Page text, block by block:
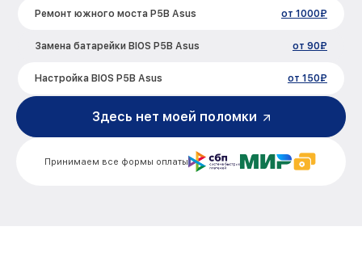
Ремонт южного моста P5B Asus от 1000₽
Замена батарейки BIOS P5B Asus от 90₽
Настройка BIOS P5B Asus от 150₽
Принимаем все формы оплаты
Здесь нет моей поломки